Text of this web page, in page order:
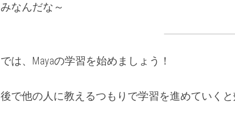
みなんだな～
では、Mayaの学習を始めましょう！
後で他の人に教えるつもりで学習を進めていくと